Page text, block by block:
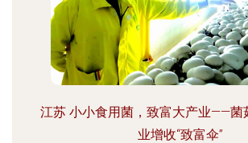
江苏 小小食用菌，致富大产业——菌
业增收“致富伞”